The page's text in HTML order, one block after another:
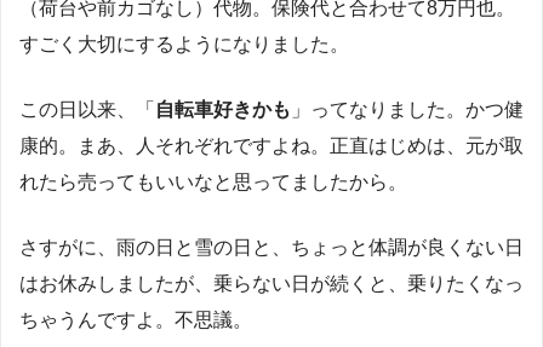
（荷台や前カゴなし）代物。保険代と合わせて8万円也。
すごく大切にするようになりました。
この日以来、「 自転車好きかも 」ってなりました。かつ健
康的。まあ、人それぞれですよね。正直はじめは、元が取
れたら売ってもいいなと思ってましたから。
さすがに、雨の日と雪の日と、ちょっと体調が良くない日
はお休みしましたが、乗らない日が続くと、乗りたくなっ
ちゃうんですよ。不思議。